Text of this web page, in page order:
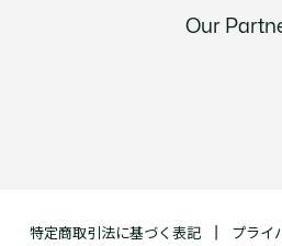
Our
特定商取引法に基づく表記 プライ